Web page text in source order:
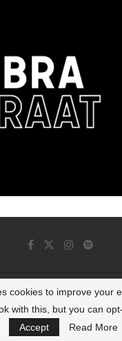
- Luminous Dash All Rights
BACK TO TOP
cookies to improve your
with this, but you can
Accept
Read More